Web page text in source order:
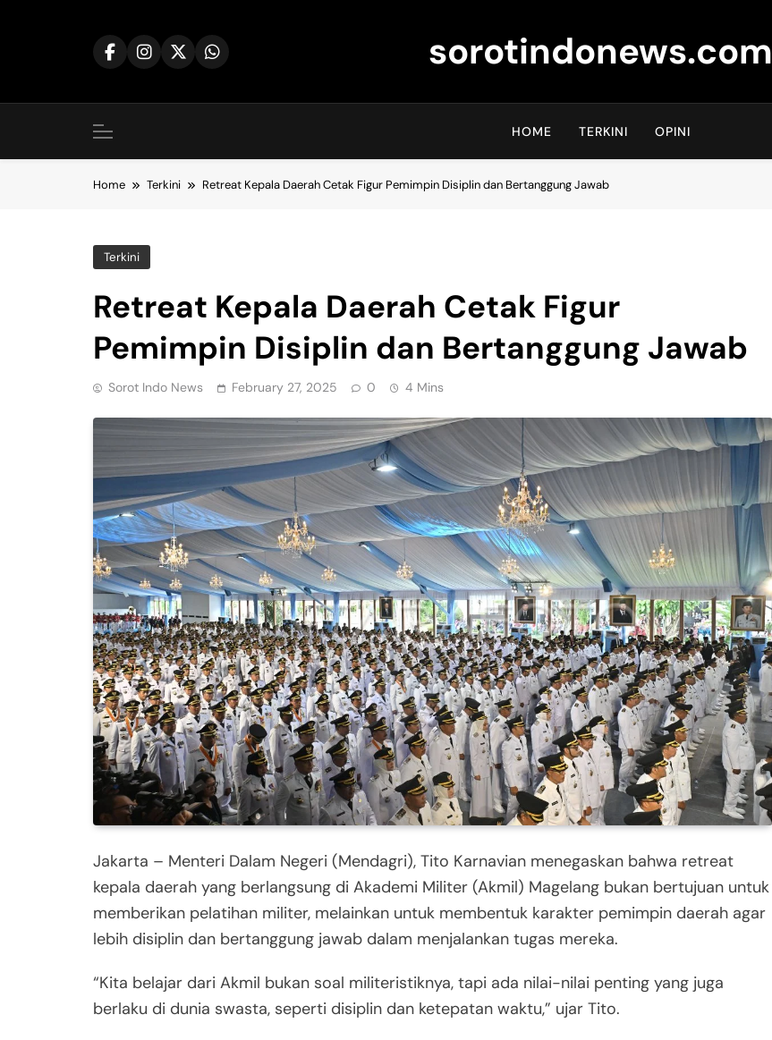
sorotindonews.com
HOME TERKINI OPINI
Home Terkini Retreat Kepala Daerah Cetak Figur Pemimpin Disiplin dan Bertanggung Jawab
Terkini
Retreat Kepala Daerah Cetak Figur
Pemimpin Disiplin dan Bertanggung Jawab
Sorot Indo News February 27, 2025 0 4 Mins
Jakarta – Menteri Dalam Negeri (Mendagri), Tito Karnavian menegaskan bahwa retreat
kepala daerah yang berlangsung di Akademi Militer (Akmil) Magelang bukan bertujuan untuk
memberikan pelatihan militer, melainkan untuk membentuk karakter pemimpin daerah agar
lebih disiplin dan bertanggung jawab dalam menjalankan tugas mereka.
“Kita belajar dari Akmil bukan soal militeristiknya, tapi ada nilai-nilai penting yang juga
berlaku di dunia swasta, seperti disiplin dan ketepatan waktu,” ujar Tito.